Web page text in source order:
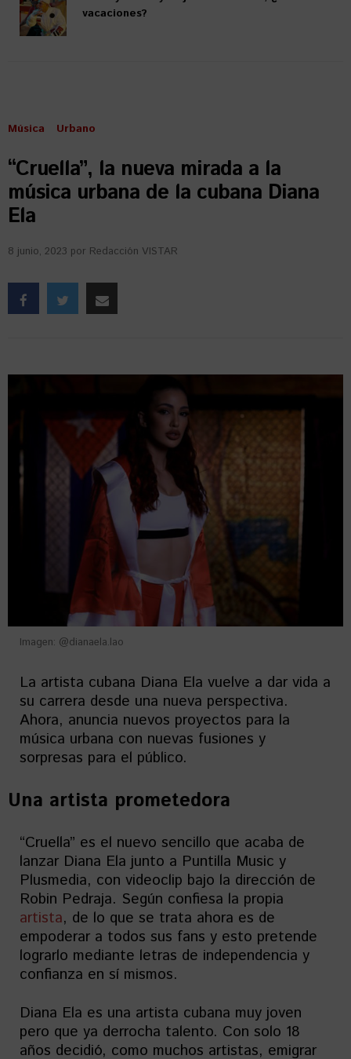
vacaciones?
Música Urbano
“Cruella”, la nueva mirada a la
música urbana de la cubana Diana
Ela
8 junio, 2023 por Redacción VISTAR
Imagen: @dianaela.lao
La artista cubana Diana Ela vuelve a dar vida a
su carrera desde una nueva perspectiva.
Ahora, anuncia nuevos proyectos para la
música urbana con nuevas fusiones y
sorpresas para el público.
Una artista prometedora
“Cruella” es el nuevo sencillo que acaba de
lanzar Diana Ela junto a Puntilla Music y
Plusmedia, con videoclip bajo la dirección de
Robin Pedraja. Según confiesa la propia
artista, de lo que se trata ahora es de
empoderar a todos sus fans y esto pretende
lograrlo mediante letras de independencia y
confianza en sí mismos.
Diana Ela es una artista cubana muy joven
pero que ya derrocha talento. Con solo 18
años decidió, como muchos artistas, emigrar